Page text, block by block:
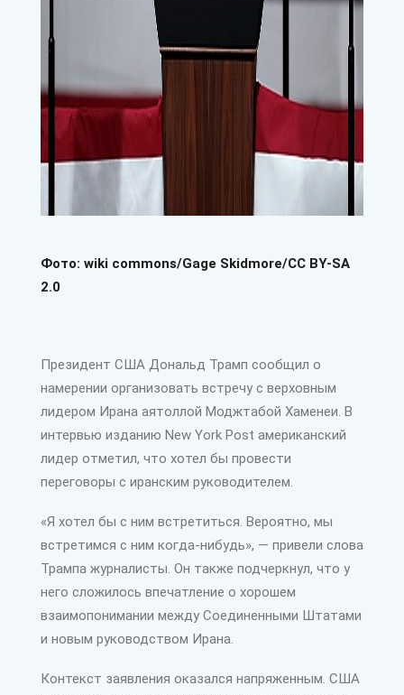
Фото: wiki commons/Gage Skidmore/CC BY-SA
2.0
Президент США Дональд Трамп сообщил о
намерении организовать встречу с верховным
лидером Ирана аятоллой Моджтабой Хаменеи. В
интервью изданию New York Post американский
лидер отметил, что хотел бы провести
переговоры с иранским руководителем.
«Я хотел бы с ним встретиться. Вероятно, мы
встретимся с ним когда-нибудь», — привели слова
Трампа журналисты. Он также подчеркнул, что у
него сложилось впечатление о хорошем
взаимопонимании между Соединенными Штатами
и новым руководством Ирана.
Контекст заявления оказался напряженным. США